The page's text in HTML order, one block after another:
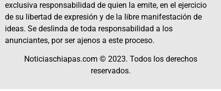
exclusiva responsabilidad de quien la emite, en el ejercicio
de su libertad de expresión y de la libre manifestación de
ideas. Se deslinda de toda responsabilidad a los
anunciantes, por ser ajenos a este proceso.
Noticiaschiapas.com © 2023. Todos los derechos
reservados.